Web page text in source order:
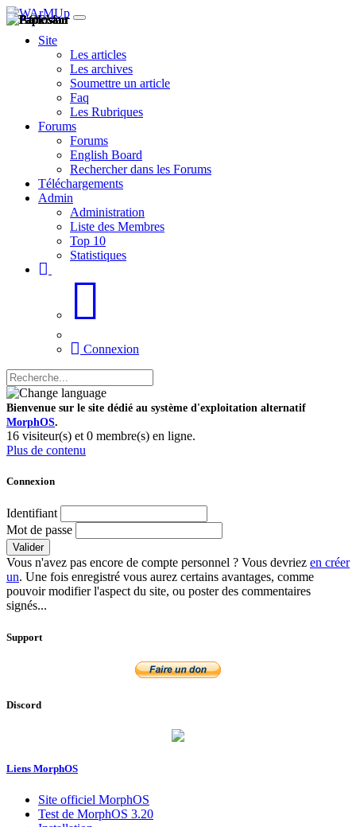
Site
Les articles
Les archives
Soumettre un article
Faq
Les Rubriques
Forums
Forums
English Board
Rechercher dans les Forums
Téléchargements
Admin
Administration
Liste des Membres
Top 10
Statistiques
Connexion
Bienvenue sur le site dédié au système d'exploitation alternatif
MorphOS.
16 visiteur(s) et 0 membre(s) en ligne.
Plus de contenu
Connexion
Identifiant
Mot de passe
Valider
Vous n'avez pas encore de compte personnel ? Vous devriez en créer
un. Une fois enregistré vous aurez certains avantages, comme
pouvoir modifier l'aspect du site, ou poster des commentaires
signés...
Support
Discord
Liens MorphOS
Site officiel MorphOS
Test de MorphOS 3.20